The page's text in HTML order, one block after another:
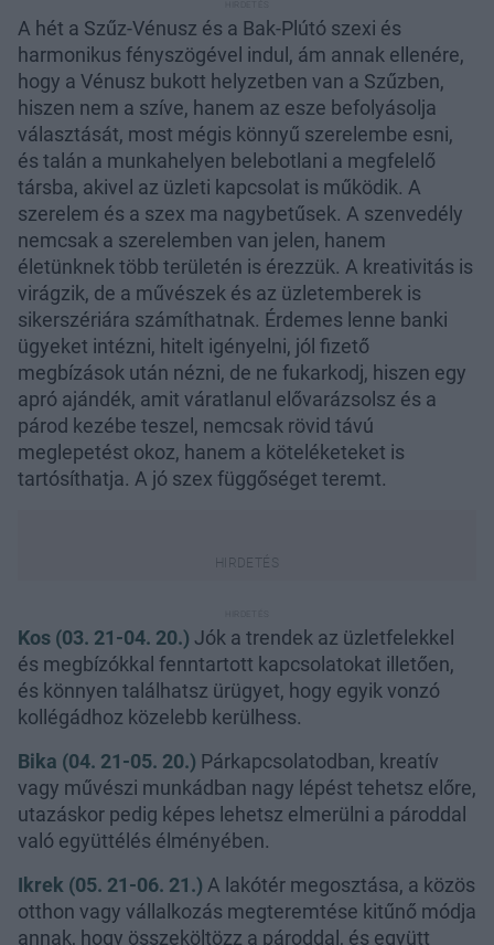
A hét a Szűz-Vénusz és a Bak-Plútó szexi és
harmonikus fényszögével indul, ám annak ellenére,
hogy a Vénusz bukott helyzetben van a Szűzben,
hiszen nem a szíve, hanem az esze befolyásolja
választását, most mégis könnyű szerelembe esni,
és talán a munkahelyen belebotlani a megfelelő
társba, akivel az üzleti kapcsolat is működik. A
szerelem és a szex ma nagybetűsek. A szenvedély
nemcsak a szerelemben van jelen, hanem
életünknek több területén is érezzük. A kreativitás is
virágzik, de a művészek és az üzletemberek is
sikerszériára számíthatnak. Érdemes lenne banki
ügyeket intézni, hitelt igényelni, jól fizető
megbízások után nézni, de ne fukarkodj, hiszen egy
apró ajándék, amit váratlanul elővarázsolsz és a
párod kezébe teszel, nemcsak rövid távú
meglepetést okoz, hanem a köteléketeket is
tartósíthatja. A jó szex függőséget teremt.
Kos (03. 21-04. 20.) Jók a trendek az üzletfelekkel
és megbízókkal fenntartott kapcsolatokat illetően,
és könnyen találhatsz ürügyet, hogy egyik vonzó
kollégádhoz közelebb kerülhess.
Bika (04. 21-05. 20.) Párkapcsolatodban, kreatív
vagy művészi munkádban nagy lépést tehetsz előre,
utazáskor pedig képes lehetsz elmerülni a pároddal
való együttélés élményében.
Ikrek (05. 21-06. 21.) A lakótér megosztása, a közös
otthon vagy vállalkozás megteremtése kitűnő módja
annak, hogy összeköltözz a pároddal, és együtt